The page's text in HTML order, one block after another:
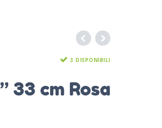
3 DISPONIBILI
33 cm Rosa